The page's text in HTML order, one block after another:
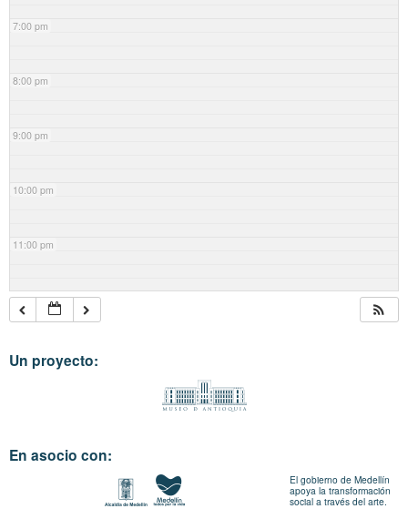
7:00 pm
8:00 pm
9:00 pm
10:00 pm
11:00 pm
Un proyecto:
En asocio con:
El gobierno de Medellín
apoya la transformación
social a través del arte.